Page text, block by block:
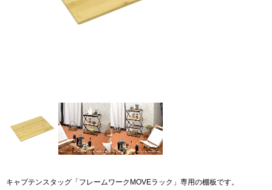
キャプテンスタッグ「フレームワークMOVEラック」専用の棚板です。